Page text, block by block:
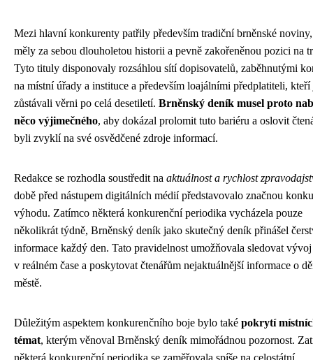
Mezi hlavní konkurenty patřily především tradiční brněnské
měly za sebou dlouholetou historii a pevně zakořeněnou pozici na
Tyto tituly disponovaly rozsáhlou sítí dopisovatelů, zaběhnutými
na místní úřady a instituce a především loajálními předplatiteli,
zůstávali věrni po celá desetiletí. Brněnský deník musel proto
něco výjimečného, aby dokázal prolomit tuto bariéru a oslovit
byli zvyklí na své osvědčené zdroje informací.
Redakce se rozhodla soustředit na aktuálnost a rychlost
době před nástupem digitálních médií představovalo značnou
výhodu. Zatímco některá konkurenční periodika vycházela pouze
několikrát týdně, Brněnský deník jako skutečný deník přinášel
informace každý den. Tato pravidelnost umožňovala sledovat
v reálném čase a poskytovat čtenářům nejaktuálnější informace o
městě.
Důležitým aspektem konkurenčního boje bylo také pokrytí
témat, kterým věnoval Brněnský deník mimořádnou pozornost.
některá konkurenční periodika se zaměřovala spíše na celostátní